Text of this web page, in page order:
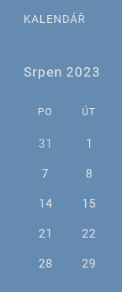
KALENDÁŘ
Srpen 2023
PO ÚT
31 1
7
8
14
15
21
22
28
29